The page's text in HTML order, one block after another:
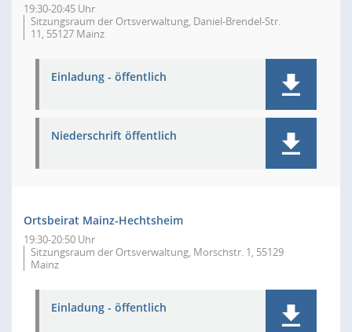
19:30-20:45 Uhr
Sitzungsraum der Ortsverwaltung, Daniel-Brendel-Str.
11, 55127 Mainz
Einladung - öffentlich
Niederschrift öffentlich
Ortsbeirat Mainz-Hechtsheim
19:30-20:50 Uhr
Sitzungsraum der Ortsverwaltung, Morschstr. 1, 55129
Mainz
Einladung - öffentlich